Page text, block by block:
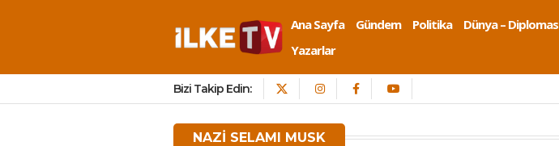
Ana Sayfa Gündem Politika Dünya –
Yazarlar
Bizi Takip Edin:
NAZI SELAMI MUSK